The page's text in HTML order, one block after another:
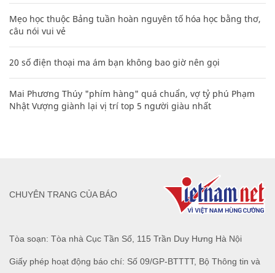
Mẹo học thuộc Bảng tuần hoàn nguyên tố hóa học bằng thơ,
câu nói vui vẻ
20 số điện thoại ma ám bạn không bao giờ nên gọi
Mai Phương Thúy "phím hàng" quá chuẩn, vợ tỷ phú Phạm
Nhật Vượng giành lại vị trí top 5 người giàu nhất
Tòa soạn: Tòa nhà Cục Tần Số, 115 Trần Duy Hưng Hà Nội
Giấy phép hoạt động báo chí: Số 09/GP-BTTTT, Bộ Thông tin và
CHUYÊN TRANG CỦA BÁO